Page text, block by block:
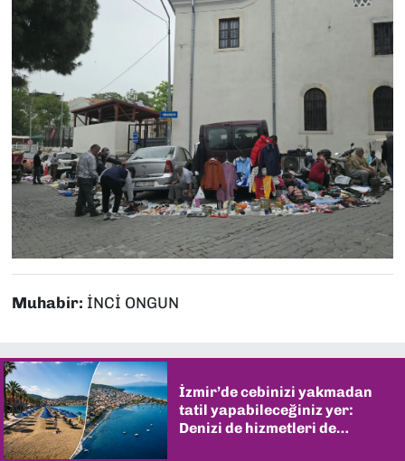
Muhabir: İNCİ ONGUN
İzmir’de cebinizi yakmadan
tatil yapabileceğiniz yer:
Denizi de hizmetleri de